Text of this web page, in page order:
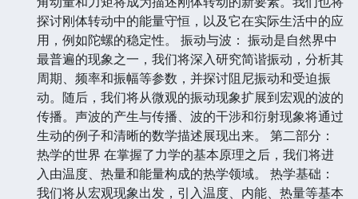
探讨刚体转动中的能量守恒，以及它在实际生活中的应
用，例如陀螺的稳定性。 振动与波： 振动是自然界中
最普遍的现象之一，我们将深入研究简谐振动，分析其
周期、频率和振幅等参数，并探讨阻尼振动和受迫振
动。随后，我们将从微观的振动现象扩展到宏观的波的
传播。声波的产生与传播、波的干涉和衍射现象将通过
生动的例子和清晰的数学描述展现出来。 第二部分：
热学的世界 在掌握了力学的基本原理之后，我们将进
入由温度、热量和能量构成的热学领域。 热学基础：
我们将从宏观现象出发，引入温度、内能、热量等基本